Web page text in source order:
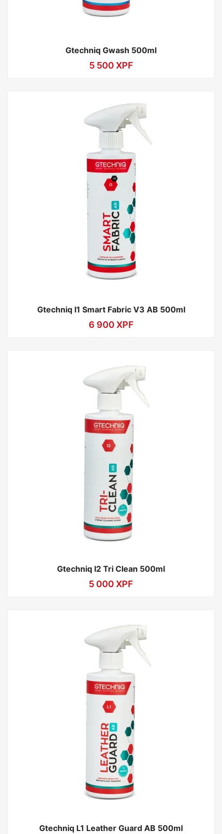
Gtechniq Gwash 500ml
5 500 XPF
Gtechniq I1 Smart Fabric V3 AB 500ml
6 900 XPF
Gtechniq I2 Tri Clean 500ml
5 000 XPF
Gtechniq L1 Leather Guard AB 500ml